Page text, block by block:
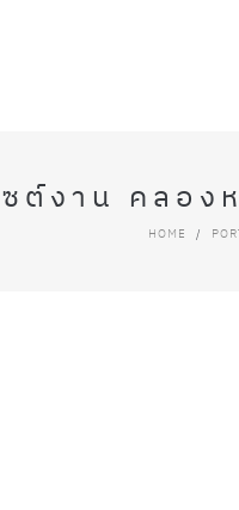
ซต์งาน คลอง
HOME /